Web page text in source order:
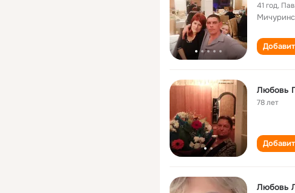
41 год,
Любовь
78 лет
Любовь